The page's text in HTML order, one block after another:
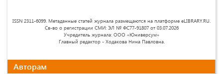
ISSN 2311-6099. Метаданные статей журнала размещаются на платформе eLIBRARY.RU.
Св-во о регистрации СМИ: ЭЛ № ФС77-91807 от 03.07.2026
Учредитель журнала: ООО «Юниверсум»
Главный редактор - Ходакова Нина Павловна.
Авторам